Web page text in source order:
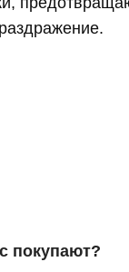
покупают?